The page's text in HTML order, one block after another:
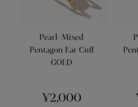
Pearl-Mixed
Pentagon Ear Cuff
GOLD
¥2,000